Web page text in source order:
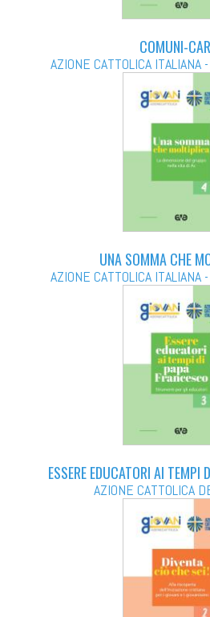
COMUNI-
AZIONE CATTOLICA ITALIANA
UNA SOMMA CHE
AZIONE CATTOLICA ITALIANA
ESSERE EDUCATORI AI TEMPI
AZIONE CATTOLICA